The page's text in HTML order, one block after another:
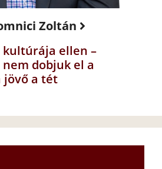
Zoltán
kultúrája ellen –
dobjuk el a
jövő a tét